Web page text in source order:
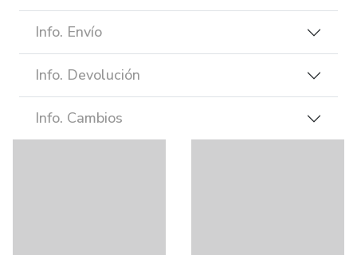
Info. Envío
Info. Devolución
Info. Cambios